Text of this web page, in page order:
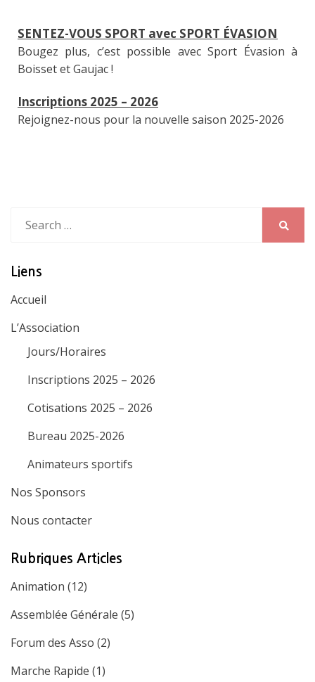
SENTEZ-VOUS SPORT avec SPORT ÉVASION
Bougez plus, c’est possible avec Sport Évasion à
Boisset et Gaujac !
Inscriptions 2025 – 2026
Rejoignez-nous pour la nouvelle saison 2025-2026
for:
Liens
Accueil
L’Association
Jours/Horaires
Inscriptions 2025 – 2026
Cotisations 2025 – 2026
Bureau 2025-2026
Animateurs sportifs
Nos Sponsors
Nous contacter
Rubriques Articles
Animation (12)
Assemblée Générale (5)
Forum des Asso (2)
Marche Rapide (1)